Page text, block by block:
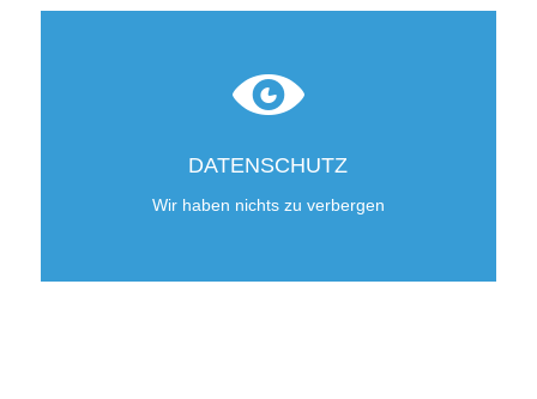
DATENSCHUTZ
Wir haben nichts zu verbergen